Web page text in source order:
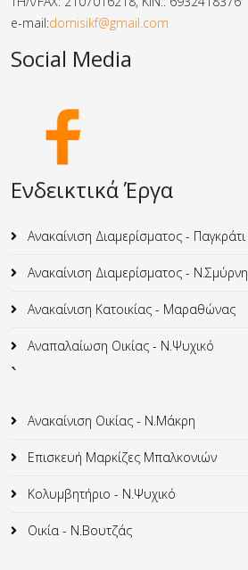
e-mail:domisikf@gmail.com
Social Media
Ενδεικτικά Έργα
Ανακαίνιση Διαμερίσματος - Παγκράτι
Ανακαίνιση Διαμερίσματος - Ν.Σμύρνη
Ανακαίνιση Κατοικίας - Μαραθώνας
Αναπαλαίωση Οικίας - Ν.Ψυχικό
`
Ανακαίνιση Οικίας - Ν.Μάκρη
Επισκευή Μαρκίζες Μπαλκονιών
Κολυμβητήριο - Ν.Ψυχικό
Οικία - Ν.Βουτζάς